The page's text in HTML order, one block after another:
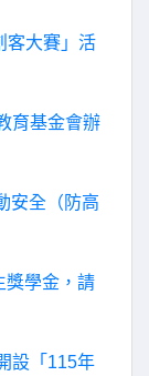
客大賽」活
育基金會辦
安全（防高
獎學金，請
設「115年